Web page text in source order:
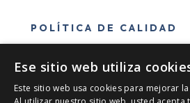
POLÍTICA DE CALIDAD
INFORMACIÓN LEGAL
Ese sitio web utiliza
Este sitio web usa cookies para mejorar